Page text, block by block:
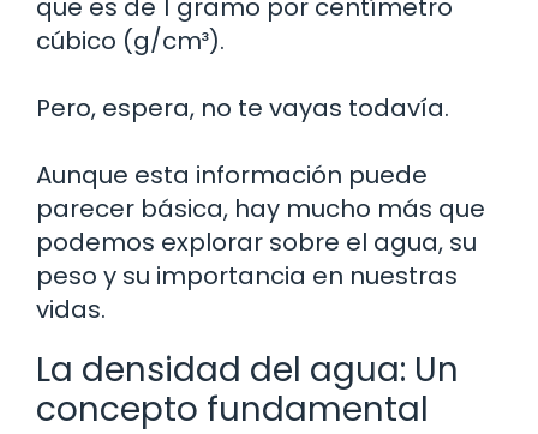
que es de 1 gramo por centímetro
cúbico (g/cm³).
Pero, espera, no te vayas todavía.
Aunque esta información puede
parecer básica, hay mucho más que
podemos explorar sobre el agua, su
peso y su importancia en nuestras
vidas.
La densidad del agua: Un
concepto fundamental